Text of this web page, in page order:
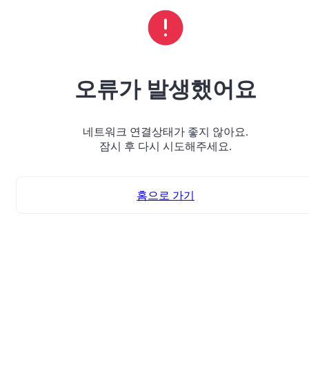
오류가 발생했어요
네트워크 연결상태가 좋지 않아요.
잠시 후 다시 시도해주세요.
홈으로 가기